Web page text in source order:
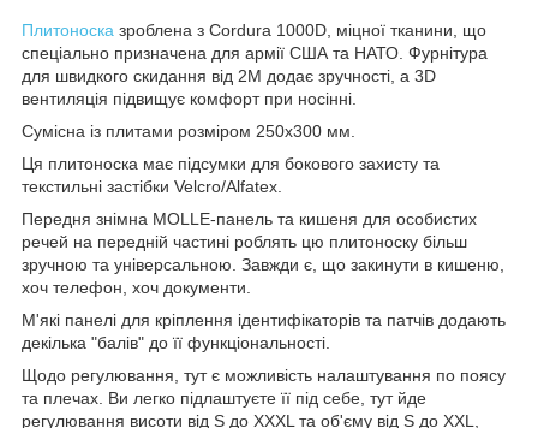
Плитоноска зроблена з Cordura 1000D, міцної тканини, що
спеціально призначена для армії США та НАТО. Фурнітура
для швидкого скидання від 2М додає зручності, а 3D
вентиляція підвищує комфорт при носінні.
Сумісна із плитами розміром 250х300 мм.
Ця плитоноска має підсумки для бокового захисту та
текстильні застібки Velcro/Alfatex.
Передня знімна MOLLE-панель та кишеня для особистих
речей на передній частині роблять цю плитоноску більш
зручною та універсальною. Завжди є, що закинути в кишеню,
хоч телефон, хоч документи.
М'які панелі для кріплення ідентифікаторів та патчів додають
декілька "балів" до її функціональності.
Щодо регулювання, тут є можливість налаштування по поясу
та плечах. Ви легко підлаштуєте її під себе, тут йде
регулювання висоти від S до XXXL та об'єму від S до XXL,